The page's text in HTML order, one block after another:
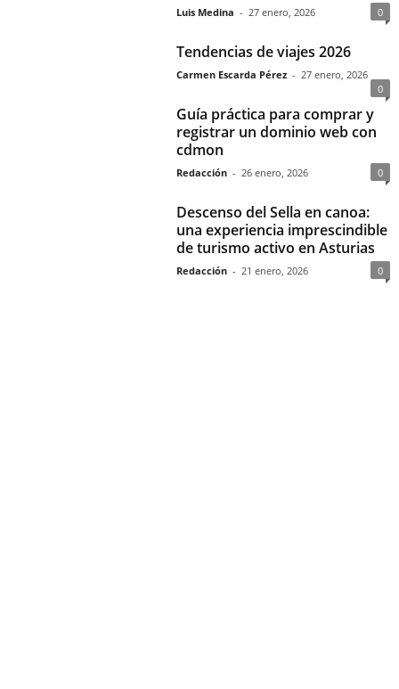
Luis Medina - 27 enero, 2026 0
Tendencias de viajes 2026
Carmen Escarda Pérez - 27 enero, 2026
0
Guía práctica para comprar y
registrar un dominio web con
cdmon
Redacción - 26 enero, 2026 0
Descenso del Sella en canoa:
una experiencia imprescindible
de turismo activo en Asturias
Redacción - 21 enero, 2026 0